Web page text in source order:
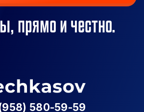
прямо и честно.
580-59-59